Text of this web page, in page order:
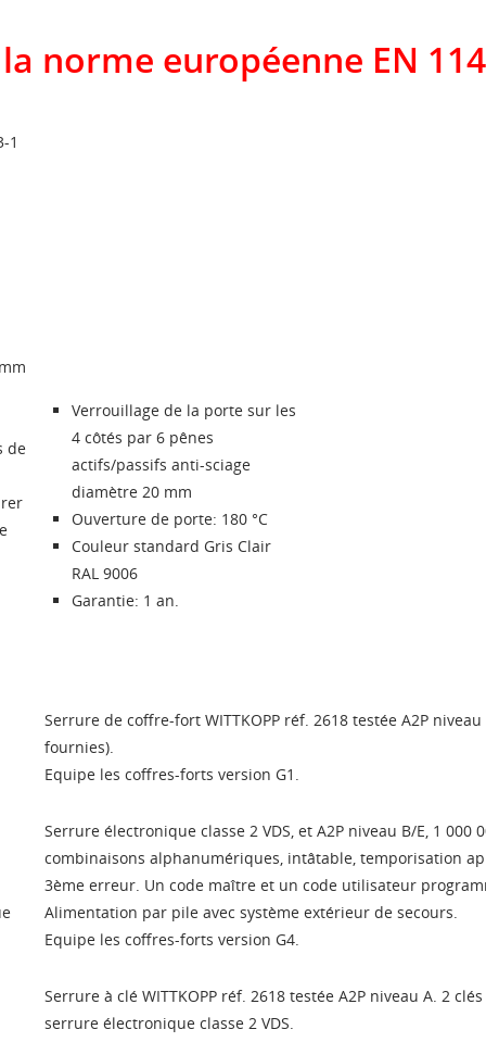
norme européenne EN
1
de
Verrouillage de la porte sur les
4 côtés par 6 pênes
actifs/passifs anti-sciage
diamètre 20 mm
Ouverture de porte: 180 °C
Couleur standard Gris Clair
RAL 9006
Garantie: 1 an.
Serrure de coffre-fort WITTKOPP réf. 2618 testée A2P niveau
fournies).
Equipe les coffres-forts version G1.
Serrure électronique classe 2 VDS, et A2P niveau B/E, 1 000
combinaisons alphanumériques, intâtable, temporisation
3ème erreur. Un code maître et un code utilisateur
Alimentation par pile avec système extérieur de secours.
Equipe les coffres-forts version G4.
Serrure à clé WITTKOPP réf. 2618 testée A2P niveau A. 2
serrure électronique classe 2 VDS.
LISTES
add_circle_outline Créer une nouvelle
de la liste d'envies
devez être connecté pour ajouter des produits à votre liste